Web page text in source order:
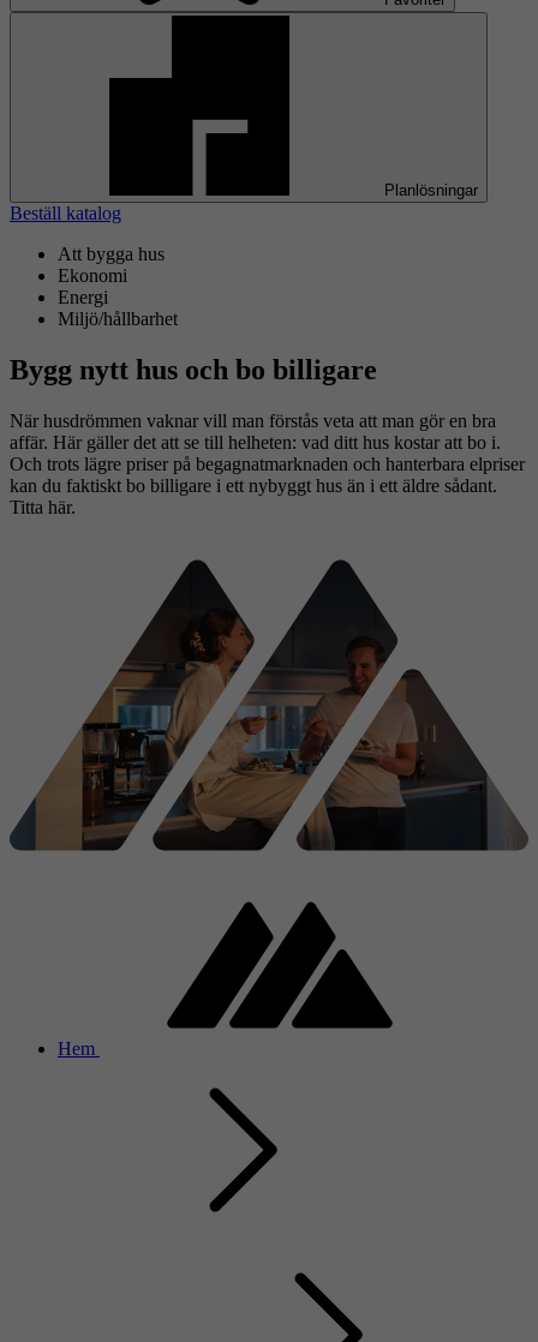
Planlösningar
Beställ katalog
Att bygga hus
Ekonomi
Energi
Miljö/hållbarhet
Bygg nytt hus och bo billigare
När husdrömmen vaknar vill man förstås veta att man gör en bra
affär. Här gäller det att se till helheten: vad ditt hus kostar att bo i.
Och trots lägre priser på begagnatmarknaden och hanterbara elpriser
kan du faktiskt bo billigare i ett nybyggt hus än i ett äldre sådant.
Titta här.
Hem